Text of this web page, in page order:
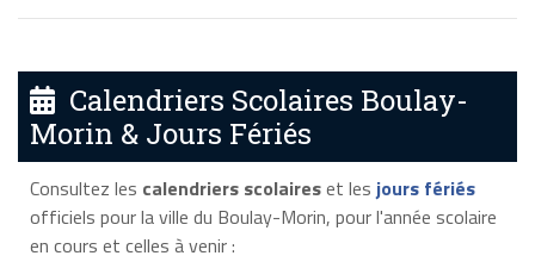
Calendriers Scolaires Boulay-
Morin & Jours Fériés
Consultez les calendriers scolaireset les jours fériés
officiels pour la ville du Boulay-Morin, pour l'année scolaire
en cours et celles à venir :